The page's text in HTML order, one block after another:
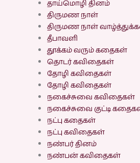
தாய்மொழி தினம்
திருமண நாள்
திருமண நாள்
தீபாவளி
தூக்கம் வரும் கதைகள்
தொடர் கவிதைகள்
தோழி கவிதைகள்
தோழி கவிதைகள்
நகைச்சுவை கவிதைகள்
நகைச்சுவை குட்டி
நட்பு கதைகள்
நட்பு கவிதைகள்
நண்பர் தினம்
நண்பன் கவிதைகள்